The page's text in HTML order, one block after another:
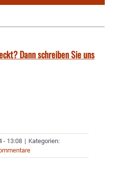
Dann schreiben Sie uns
- 13:08 | Kategorien: